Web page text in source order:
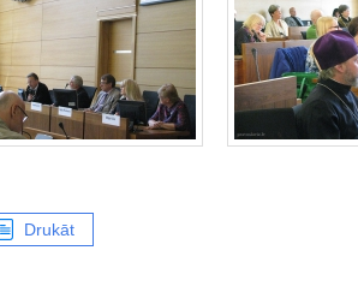
Drukāt